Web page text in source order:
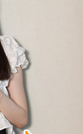
・長野行には、軍
たちが、大挙して
なかには窓から出
浅川駅、今の高尾
すし詰めの車内では
りを頬張る人もい
苦労話をしたり、